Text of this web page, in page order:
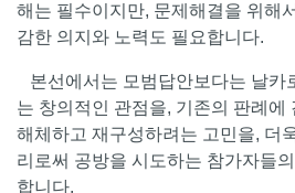
해는 필수이지만, 문제해결을 위해
감한 의지와 노력도 필요합니다.
본선에서는 모범답안보다는 날카
는 창의적인 관점을, 기존의 판례에
해체하고 재구성하려는 고민을, 더
리로써 공방을 시도하는 참가자들
합니다.